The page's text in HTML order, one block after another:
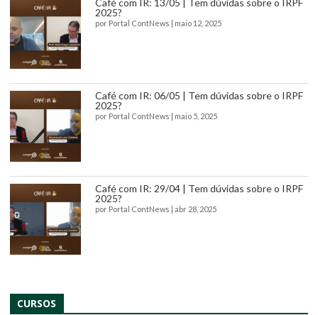
2025?
por Portal ContNews | maio 12, 2025
Café com IR: 06/05 | Tem dúvidas sobre o IRPF
2025?
por Portal ContNews | maio 5, 2025
Café com IR: 29/04 | Tem dúvidas sobre o IRPF
2025?
por Portal ContNews | abr 28, 2025
CURSOS